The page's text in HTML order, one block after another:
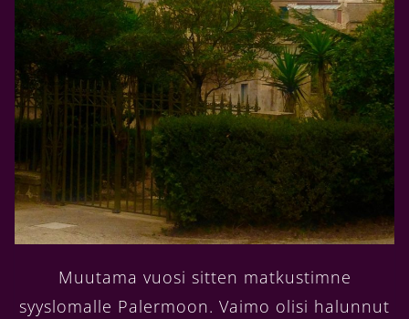
Muutama vuosi sitten matkustimne
syyslomalle Palermoon. Vaimo olisi halunnut